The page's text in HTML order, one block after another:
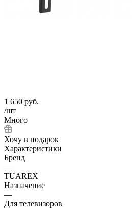
1 650 руб.
/шт
Много
Хочу в подарок
Характеристики
Бренд
—
TUAREX
Назначение
—
Для телевизоров